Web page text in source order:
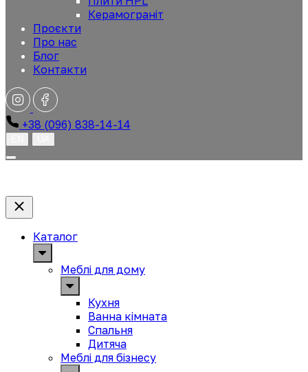
Керамограніт
Проєкти
Про нас
Блог
Контакти
+38 (096) 838-14-14
Каталог
Меблі для дому
Кухня
Ванна кімната
Спальня
Дитяча
Меблі для бізнесу